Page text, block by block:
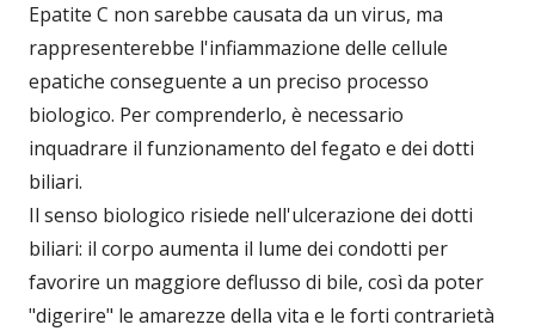
Epatite C non sarebbe causata da un virus, ma
rappresenterebbe l'infiammazione delle cellule
epatiche conseguente a un preciso processo
biologico. Per comprenderlo, è necessario
inquadrare il funzionamento del fegato e dei dotti
biliari.
Il senso biologico risiede nell'ulcerazione dei dotti
biliari: il corpo aumenta il lume dei condotti per
favorire un maggiore deflusso di bile, così da poter
"digerire" le amarezze della vita e le forti contrarietà